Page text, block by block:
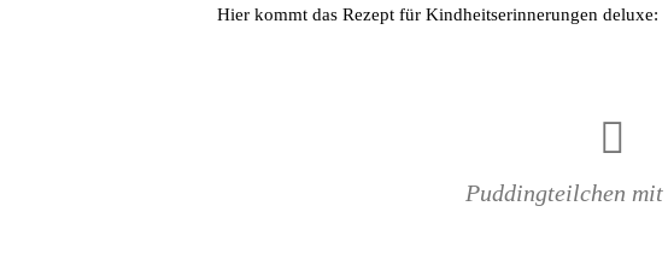
Hier kommt das Rezept für Kindheitserinnerungen deluxe:
Puddingteilchen mit